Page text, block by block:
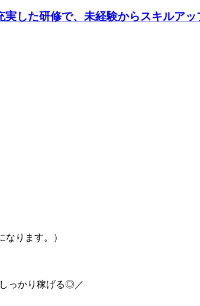
実した研修で、未経験からスキルア
ります。）
っかり稼げる◎／